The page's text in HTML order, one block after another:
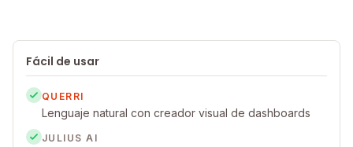
Fácil de usar
QUERRI
Lenguaje natural con creador visual de dashboards
JULIUS AI